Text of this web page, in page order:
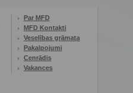
Par MFD
MFD Kontakti
Veselības grāmata
Pakalpojumi
Cenrādis
Vakances